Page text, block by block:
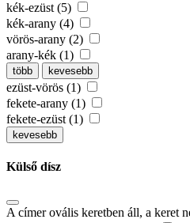
kék-ezüst (5)
kék-arany (4)
vörös-arany (2)
arany-kék (1)
több kevesebb
ezüst-vörös (1)
fekete-arany (1)
fekete-ezüst (1)
kevesebb
Külső dísz
A címer ovális keretben áll, a keret